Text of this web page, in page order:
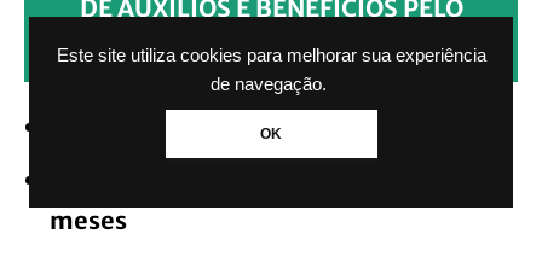
Este site utiliza cookies para melhorar sua experiência
de navegação.
OK
DE AUXÍLIOS E BENEFÍCIOS PELO
WHATSAPP SEM PAGAR NADA.
Juros reduzidos
meses